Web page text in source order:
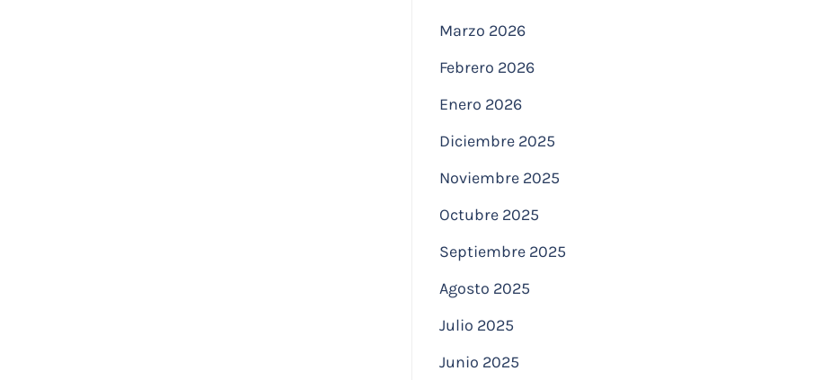
Marzo 2026
Febrero 2026
Enero 2026
Diciembre 2025
Noviembre 2025
Octubre 2025
Septiembre 2025
Agosto 2025
Julio 2025
Junio 2025